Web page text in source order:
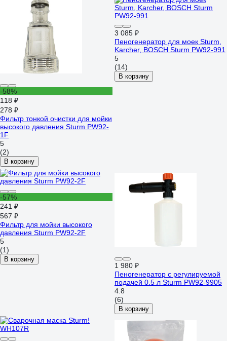
-58%
118 ₽
278 ₽
Фильтр тонкой очистки для мойки
высокого давления Sturm PW92-
1F
5
(2)
В корзину
3 085 ₽
Пеногенератор для моек Sturm,
Karсher, BOSCH Sturm PW92-991
5
(14)
В корзину
-57%
241 ₽
567 ₽
Фильтр для мойки высокого
давления Sturm PW92-2F
5
(1)
В корзину
1 980 ₽
Пеногенератор с регулируемой
подачей 0.5 л Sturm PW92-9905
4.8
(6)
В корзину